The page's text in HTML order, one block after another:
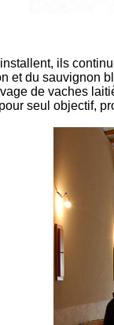
ils
et du sauvignon
de vaches
pour seul objectif,